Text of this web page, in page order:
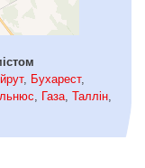
, Бухарест,
Газа Таллін